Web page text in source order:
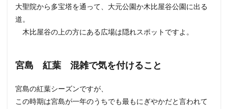
大聖院から多宝塔を通って、大元公園か木比屋谷公園に出る
道。
木比屋谷の上の方にある広場は隠れスポットですよ。
宮島 紅葉 混雑で気を付けること
宮島の紅葉シーズンですが、
この時期は宮島が一年のうちでも最もにぎやかだと言われて